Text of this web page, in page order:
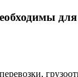
для